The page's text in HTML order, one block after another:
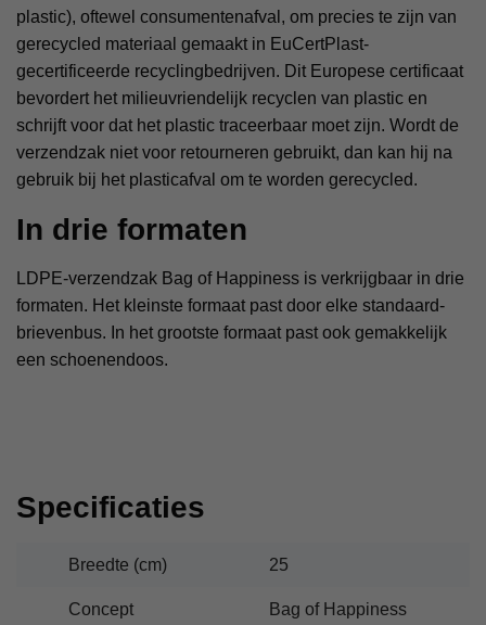
plastic), oftewel consumentenafval, om precies te zijn van
gerecycled materiaal gemaakt in EuCertPlast-
gecertificeerde recyclingbedrijven. Dit Europese certificaat
bevordert het milieuvriendelijk recyclen van plastic en
schrijft voor dat het plastic traceerbaar moet zijn. Wordt de
verzendzak niet voor retourneren gebruikt, dan kan hij na
gebruik bij het plasticafval om te worden gerecycled.
In drie formaten
LDPE-verzendzak Bag of Happiness is verkrijgbaar in drie
formaten. Het kleinste formaat past door elke standaard-
brievenbus. In het grootste formaat past ook gemakkelijk
een schoenendoos.
Specificaties
Breedte (cm) 25
Concept Bag of Happiness